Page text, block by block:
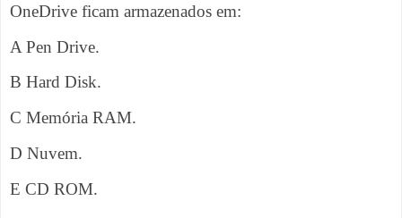
OneDrive ficam armazenados em:
A Pen Drive.
B Hard Disk.
C Memória RAM.
D Nuvem.
E CD ROM.